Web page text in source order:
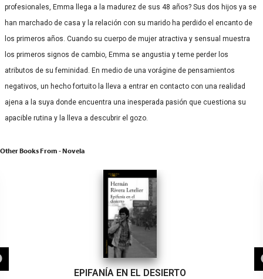
profesionales, Emma llega a la madurez de sus 48 años? Sus dos hijos ya se
han marchado de casa y la relación con su marido ha perdido el encanto de
los primeros años. Cuando su cuerpo de mujer atractiva y sensual muestra
los primeros signos de cambio, Emma se angustia y teme perder los
atributos de su feminidad. En medio de una vorágine de pensamientos
negativos, un hecho fortuito la lleva a entrar en contacto con una realidad
ajena a la suya donde encuentra una inesperada pasión que cuestiona su
apacible rutina y la lleva a descubrir el gozo.
Other Books From - Novela
EPIFANÍA EN EL DESIERTO